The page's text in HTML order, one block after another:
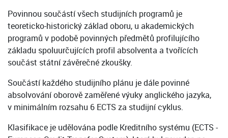
Povinnou součástí všech studijních programů je
teoreticko-historický základ oboru, u akademických
programů v podobě povinných předmětů profilujícího
základu spoluurčujících profil absolventa a tvořících
součást státní závěrečné zkoušky.
Součástí každého studijního plánu je dále povinné
absolvování oborově zaměřené výuky anglického jazyka,
v minimálním rozsahu 6 ECTS za studijní cyklus.
Klasifikace je udělována podle Kreditního systému (ECTS -